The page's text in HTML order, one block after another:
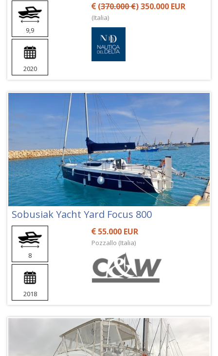
9,9
2020
(370.000 €) 350.000 EUR
(Italia)
Sobusiak Yacht Yard Focus 800
8
2018
55.000 EUR
Pozzallo (Italia)